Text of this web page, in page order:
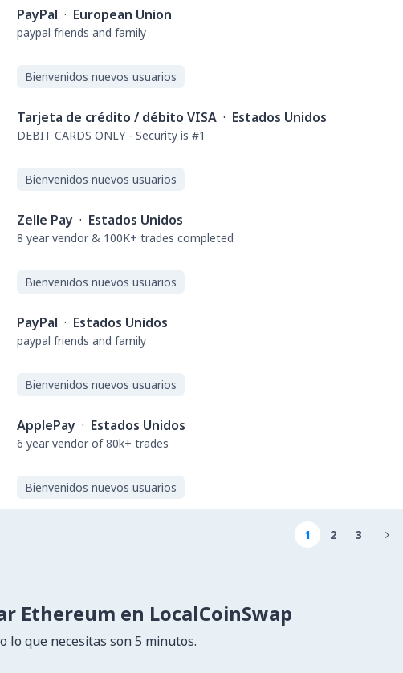
PayPal · European Union
paypal friends and family
Bienvenidos nuevos usuarios
Tarjeta de crédito / débito VISA · Estados Unidos
DEBIT CARDS ONLY - Security is #1
Bienvenidos nuevos usuarios
Zelle Pay · Estados Unidos
8 year vendor & 100K+ trades completed
Bienvenidos nuevos usuarios
PayPal · Estados Unidos
paypal friends and family
Bienvenidos nuevos usuarios
ApplePay · Estados Unidos
6 year vendor of 80k+ trades
Bienvenidos nuevos usuarios
1 2 3 
Ethereum en LocalCoinSwap
lo que necesitas son 5 minutos.